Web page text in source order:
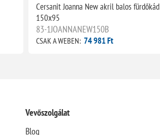
Cersanit Joanna New akril balos fürdőkád
150x95
83-1JOANNANEW150B
CSAK A WEBEN: 74 981 Ft
Vevőszolgálat
Blog